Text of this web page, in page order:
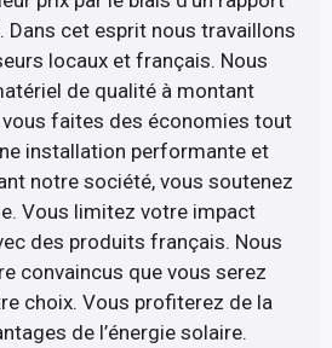
Dans cet esprit nous travaillons
locaux et français. Nous
de qualité à montant
faites des économies tout
installation performante et
notre société, vous soutenez
Vous limitez votre impact
des produits français. Nous
convaincus que vous serez
choix. Vous profiterez de la
de l’énergie solaire.